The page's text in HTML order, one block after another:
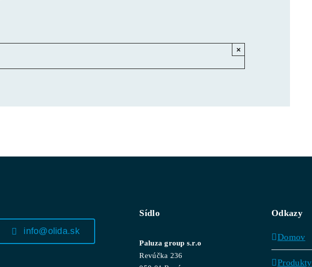
×
info@olida.sk
Sídlo
Paluza group s.r.o
Revúčka 236
Odkazy
Domov
Produkty